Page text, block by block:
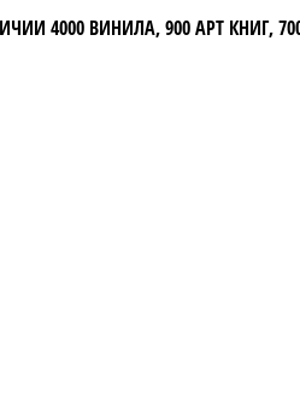
4000 ВИНИЛА, 900 АРТ КНИГ,